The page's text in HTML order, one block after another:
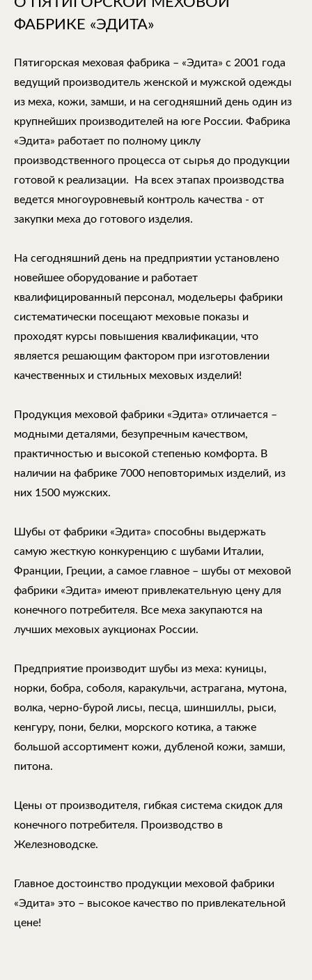
ФАБРИКЕ «ЭДИТА»
Пятигорская меховая фабрика – «Эдита» с 2001 года
ведущий производитель женской и мужской одежды
из меха, кожи, замши, и на сегодняшний день один из
крупнейших производителей на юге России. Фабрика
«Эдита» работает по полному циклу
производственного процесса от сырья до продукции
готовой к реализации. На всех этапах производства
ведется многоуровневый контроль качества - от
закупки меха до готового изделия.
На сегодняшний день на предприятии установлено
новейшее оборудование и работает
квалифицированный персонал, модельеры фабрики
систематически посещают меховые показы и
проходят курсы повышения квалификации, что
является решающим фактором при изготовлении
качественных и стильных меховых изделий!
Продукция меховой фабрики «Эдита» отличается –
модными деталями, безупречным качеством,
практичностью и высокой степенью комфорта. В
наличии на фабрике 7000 неповторимых изделий, из
них 1500 мужских.
Шубы от фабрики «Эдита» способны выдержать
самую жесткую конкуренцию с шубами Италии,
Франции, Греции, а самое главное – шубы от меховой
фабрики «Эдита» имеют привлекательную цену для
конечного потребителя. Все меха закупаются на
лучших меховых аукционах России.
Предприятие производит шубы из меха: куницы,
норки, бобра, соболя, каракульчи, астрагана, мутона,
волка, черно-бурой лисы, песца, шиншиллы, рыси,
кенгуру, пони, белки, морского котика, а также
большой ассортимент кожи, дубленой кожи, замши,
питона.
Цены от производителя, гибкая система скидок для
конечного потребителя. Производство в
Железноводске.
Главное достоинство продукции меховой фабрики
«Эдита» это – высокое качество по привлекательной
цене!